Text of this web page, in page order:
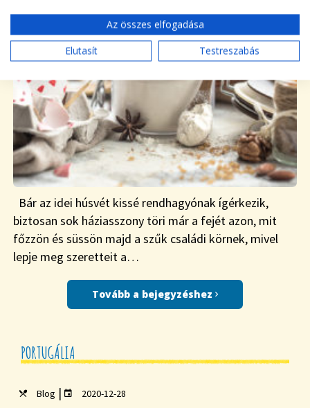
Bár az idei húsvét kissé rendhagyónak ígérkezik,
biztosan sok háziasszony töri már a fejét azon, mit
főzzön és süssön majd a szűk családi körnek, mivel
lepje meg szeretteit a…
Tovább a bejegyzéshez
PORTUGÁLIA
Blog | 2020-12-28
Az összes elfogadása
Elutasít
Testreszabás